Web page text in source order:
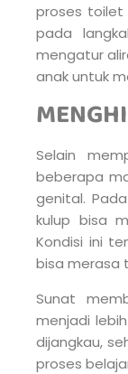
proses toilet
pada
mengatur
anak untuk
Selain
beberapa
genital.
kulup bisa
Kondisi ini
bisa merasa
Sunat
menjadi
dijangkau,
proses